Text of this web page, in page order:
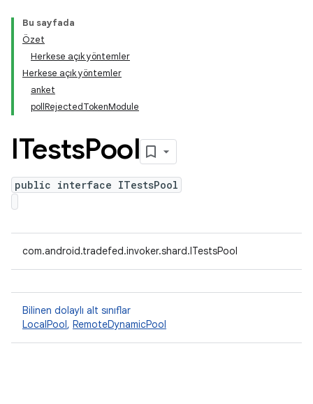
Bu sayfada
Özet
Herkese açık yöntemler
Herkese açık yöntemler
anket
pollRejectedTokenModule
ITestsPool
public interface ITestsPool
com.android.tradefed.invoker.shard.ITestsPool
Bilinen dolaylı alt sınıflar
LocalPool, RemoteDynamicPool